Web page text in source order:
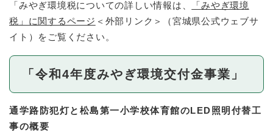
「みやぎ環境税についての詳しい情報は、
「みやぎ環境
税」に関するページ ＜外部リンク＞
（宮城県公式ウェブサ
イト）をご覧ください。
「令和4年度みやぎ環境交付金事業」
通学路防犯灯と松島第一小学校体育館のLED照明付替工
事の概要